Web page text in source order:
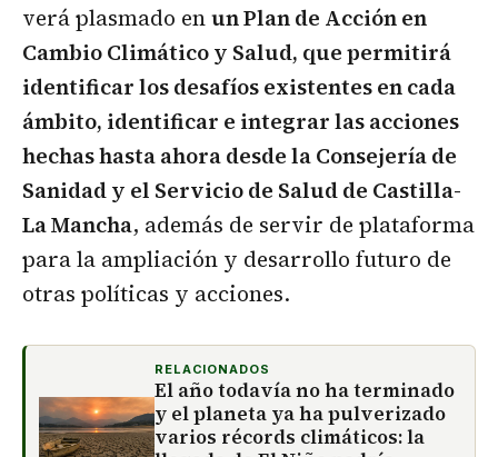
verá plasmado enun Plan de Acción en
Cambio Climático y Salud, que permitirá
identificar los desafíos existentes en cada
ámbito, identificar e integrar las acciones
hechas hasta ahora desde la Consejería de
Sanidad y el Servicio de Salud de Castilla-
La Mancha, además de servir de plataforma
para la ampliación y desarrollo futuro de
otras políticas y acciones.
RELACIONADOS
El año todavía no ha terminado
y el planeta ya ha pulverizado
varios récords climáticos: la